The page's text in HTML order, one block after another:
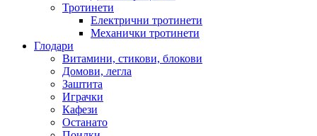
Тротинети
Електрични тротинети
Механички тротинети
Глодари
Витамини, стикови, блокови
Домови, легла
Заштита
Играчки
Кафези
Останато